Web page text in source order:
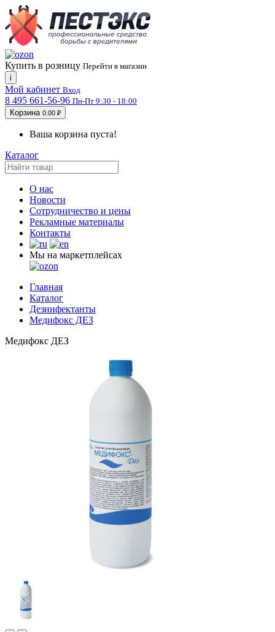
Купить в розницу Перейти в магазин
i
Мой кабинет Вход
8 495 661-56-96 Пн-Пт 9:30 - 18:00
Корзина 0.00 ₽
Ваша корзина пуста!
Каталог
О нас
Новости
Сотрудничество и цены
Рекламные материалы
Контакты
Мы на маркетплейсах
Главная
Каталог
Дезинфектанты
Медифокс ДЕЗ
Медифокс ДЕЗ